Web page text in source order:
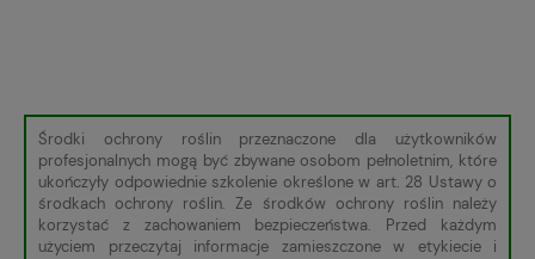
Środki ochrony roślin przeznaczone dla użytkowników
profesjonalnych mogą być zbywane osobom pełnoletnim, które
ukończyły odpowiednie szkolenie określone w art. 28 Ustawy o
środkach ochrony roślin. Ze środków ochrony roślin należy
korzystać z zachowaniem bezpieczeństwa. Przed każdym
użyciem przeczytaj informacje zamieszczone w etykiecie i